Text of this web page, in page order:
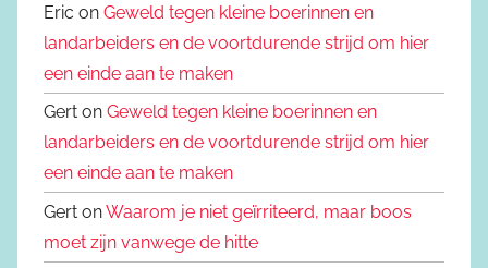
Eric on Geweld tegen kleine boerinnen en
landarbeiders en de voortdurende strijd om hier
een einde aan te maken
Gert on Geweld tegen kleine boerinnen en
landarbeiders en de voortdurende strijd om hier
een einde aan te maken
Gert onWaarom je niet geïrriteerd, maar boos
moet zijn vanwege de hitte